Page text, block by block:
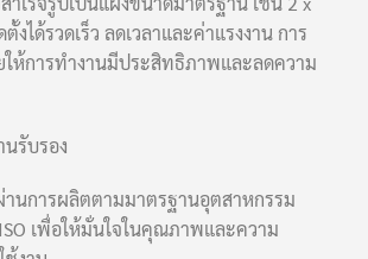
งได้รวดเร็ว ลดเวลาและค่าแรงงาน การ
ให้การทำงานมีประสิทธิภาพและลดความ
รับรอง
านการผลิตตามมาตรฐานอุตสาหกรรม
เพื่อให้มั่นใจในคุณภาพและความ